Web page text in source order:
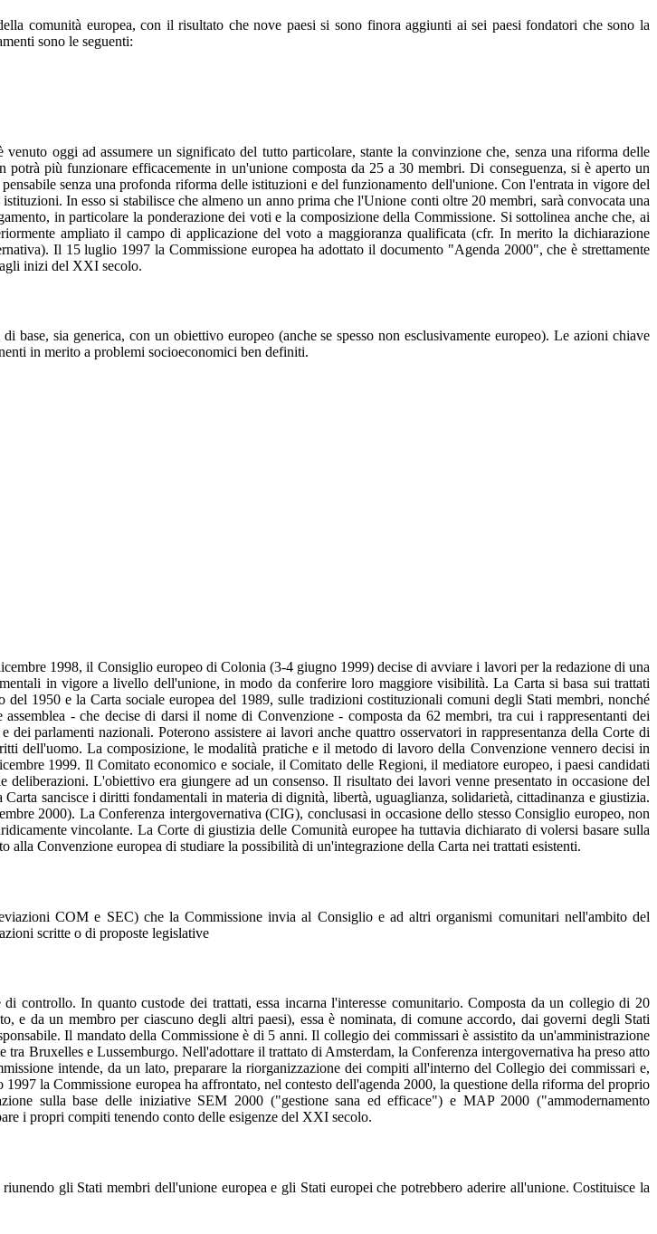
comunità europea, con il risultato che nove paesi si sono finora aggiunti ai sei paesi fondatori che sono la
sono le seguenti:
oggi ad assumere un significato del tutto particolare, stante la convinzione che, senza una riforma delle
più funzionare efficacemente in un'unione composta da 25 a 30 membri. Di conseguenza, si è aperto un
senza una profonda riforma delle istituzioni e del funzionamento dell'unione. Con l'entrata in vigore del
In esso si stabilisce che almeno un anno prima che l'Unione conti oltre 20 membri, sarà convocata una
in particolare la ponderazione dei voti e la composizione della Commissione. Si sottolinea anche che, ai
ampliato il campo di applicazione del voto a maggioranza qualificata (cfr. In merito la dichiarazione
Il 15 luglio 1997 la Commissione europea ha adottato il documento "Agenda 2000", che è strettamente
inizi del XXI secolo.
sia generica, con un obiettivo europeo (anche se spesso non esclusivamente europeo). Le azioni chiave
in merito a problemi socioeconomici ben definiti.
1998, il Consiglio europeo di Colonia (3-4 giugno 1999) decise di avviare i lavori per la redazione di una
in vigore a livello dell'unione, in modo da conferire loro maggiore visibilità. La Carta si basa sui trattati
1950 e la Carta sociale europea del 1989, sulle tradizioni costituzionali comuni degli Stati membri, nonché
- che decise di darsi il nome di Convenzione - composta da 62 membri, tra cui i rappresentanti dei
parlamenti nazionali. Poterono assistere ai lavori anche quattro osservatori in rappresentanza della Corte di
dell'uomo. La composizione, le modalità pratiche e il metodo di lavoro della Convenzione vennero decisi in
1999. Il Comitato economico e sociale, il Comitato delle Regioni, il mediatore europeo, i paesi candidati
L'obiettivo era giungere ad un consenso. Il risultato dei lavori venne presentato in occasione del
sancisce i diritti fondamentali in materia di dignità, libertà, uguaglianza, solidarietà, cittadinanza e giustizia.
2000). La Conferenza intergovernativa (CIG), conclusasi in occasione dello stesso Consiglio europeo, non
vincolante. La Corte di giustizia delle Comunità europee ha tuttavia dichiarato di volersi basare sulla
Convenzione europea di studiare la possibilità di un'integrazione della Carta nei trattati esistenti.
COM e SEC) che la Commissione invia al Consiglio e ad altri organismi comunitari nell'ambito del
scritte o di proposte legislative
controllo. In quanto custode dei trattati, essa incarna l'interesse comunitario. Composta da un collegio di 20
da un membro per ciascuno degli altri paesi), essa è nominata, di comune accordo, dai governi degli Stati
Il mandato della Commissione è di 5 anni. Il collegio dei commissari è assistito da un'amministrazione
Bruxelles e Lussemburgo. Nell'adottare il trattato di Amsterdam, la Conferenza intergovernativa ha preso atto
intende, da un lato, preparare la riorganizzazione dei compiti all'interno del Collegio dei commissari e,
la Commissione europea ha affrontato, nel contesto dell'agenda 2000, la questione della riforma del proprio
sulla base delle iniziative SEM 2000 ("gestione sana ed efficace") e MAP 2000 ("ammodernamento
i propri compiti tenendo conto delle esigenze del XXI secolo.
gli Stati membri dell'unione europea e gli Stati europei che potrebbero aderire all'unione. Costituisce la